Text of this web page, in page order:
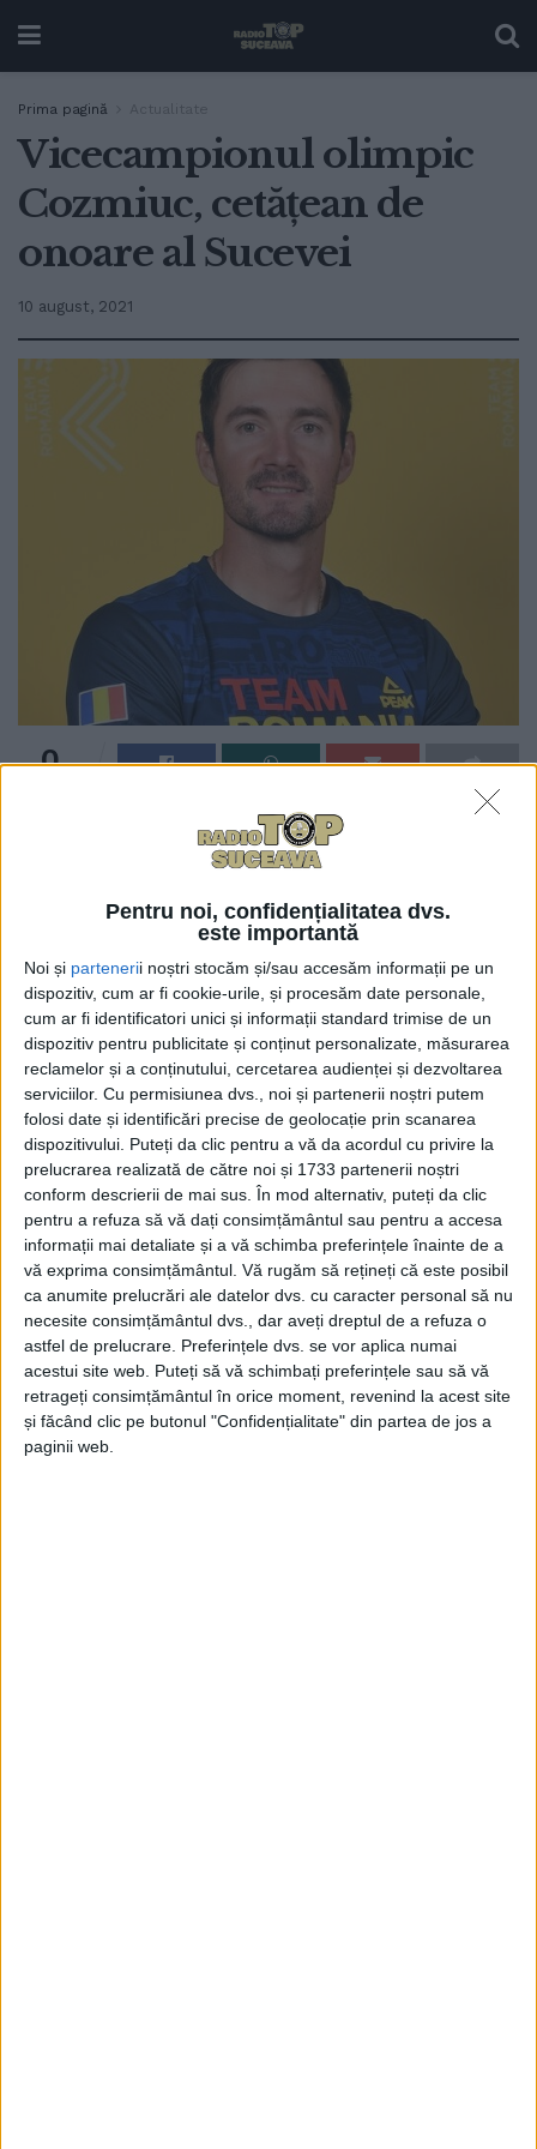
Pentru noi, confidențialitatea dvs.
este importantă
Noi și partenerii noștri stocăm și/sau accesăm informații pe un
dispozitiv, cum ar fi cookie-urile, și procesăm date personale,
cum ar fi identificatori unici și informații standard trimise de un
dispozitiv pentru publicitate și conținut personalizate, măsurarea
reclamelor și a conținutului, cercetarea audienței și dezvoltarea
serviciilor. Cu permisiunea dvs., noi și partenerii noștri putem
folosi date și identificări precise de geolocație prin scanarea
dispozitivului. Puteți da clic pentru a vă da acordul cu privire la
prelucrarea realizată de către noi și 1733 partenerii noștri
conform descrierii de mai sus. În mod alternativ, puteți da clic
pentru a refuza să vă dați consimțământul sau pentru a accesa
informații mai detaliate și a vă schimba preferințele înainte de a
vă exprima consimțământul. Vă rugăm să rețineți că este posibil
ca anumite prelucrări ale datelor dvs. cu caracter personal să nu
necesite consimțământul dvs., dar aveți dreptul de a refuza o
astfel de prelucrare. Preferințele dvs. se vor aplica numai
acestui site web. Puteți să vă schimbați preferințele sau să vă
retrageți consimțământul în orice moment, revenind la acest site
și făcând clic pe butonul "Confidențialitate" din partea de jos a
paginii web.
Prima pagină Actualitate
Vicecampionul olimpic
Cozmiuc, cetățean de
onoare al Sucevei
10 august, 2021
0
Canotorul Marius Cozmiuc a fost declarat „Cetățean de
onoare al municipiului Suceava”, datorită performanței
Tokyo. Este vorba despre cîștigarea medaliei de argint
alături de fălticeneanul Ciprian Tudosă. Hotărîrea a fost
aprobată, ieri, de Consiliul Local cu unanimitate de
voturi. Inițiativa conferirii distincției le-a aparținut
primarului Ion Lungu, viceprimarului Lucian Harșovschi
și consilierilor Ciprian Anton și Paul Ovidiu Hrițcu. În
aceeași reuniune, consilierii au aprobat propunerea
primarului Sucevei ca sportivului Marius Cozmiuc să-i
fie acordat și un premiu în bani în valoare de 10.000 de
lei din bugetul local. Marius Cozmiuc are 28 de ani și
este legitimat la Clubul Sportiv Dinamo. Marius își are
domiciliul pe strada Căpitan Grigore Andrei din cartierul
Burdujeni Sat.
Tags: cetățean de onoare Marius Cozmiuc Suceava
Tokyo